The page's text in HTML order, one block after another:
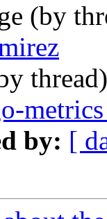
(by
by: [